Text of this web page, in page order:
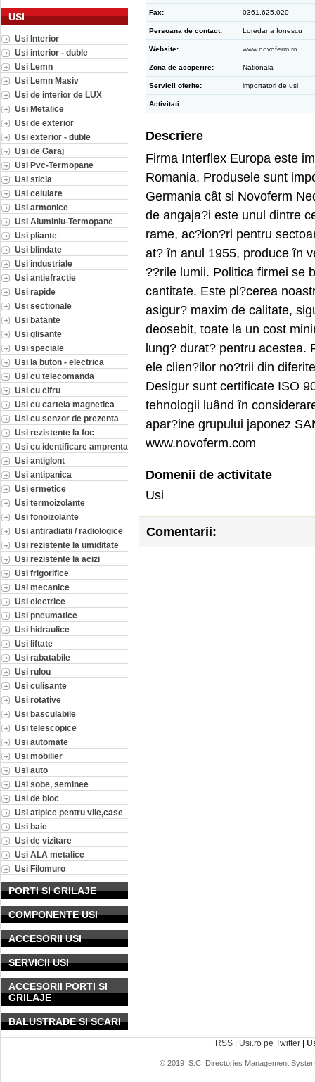
USI
Usi Interior
Usi interior - duble
Usi Lemn
Usi Lemn Masiv
Usi de interior de LUX
Usi Metalice
Usi de exterior
Usi exterior - duble
Usi de Garaj
Usi Pvc-Termopane
Usi sticla
Usi celulare
Usi armonice
Usi Aluminiu-Termopane
Usi pliante
Usi blindate
Usi industriale
Usi antiefractie
Usi rapide
Usi sectionale
Usi batante
Usi glisante
Usi speciale
Usi la buton - electrica
Usi cu telecomanda
Usi cu cifru
Usi cu cartela magnetica
Usi cu senzor de prezenta
Usi rezistente la foc
Usi cu identificare amprenta
Usi antiglont
Usi antipanica
Usi ermetice
Usi termoizolante
Usi fonoizolante
Usi antiradiatii / radiologice
Usi rezistente la umiditate
Usi rezistente la acizi
Usi frigorifice
Usi mecanice
Usi electrice
Usi pneumatice
Usi hidraulice
Usi liftate
Usi rabatabile
Usi rulou
Usi culisante
Usi rotative
Usi basculabile
Usi telescopice
Usi automate
Usi mobilier
Usi auto
Usi sobe, seminee
Usi de bloc
Usi atipice pentru vile,case
Usi baie
Usi de vizitare
Usi ALA metalice
Usi Filomuro
PORTI SI GRILAJE
COMPONENTE USI
ACCESORII USI
SERVICII USI
ACCESORII PORTI SI
GRILAJE
BALUSTRADE SI SCARI
Fax: 0361.625.020
Persoana de contact: Loredana Ionescu
Website: www.novoferm.ro
Zona de acoperire: Nationala
Servicii oferite: importatori de usi
Activitati:
Descriere
Firma Interflex Europa este
Romania. Produsele sunt
Germania cât si Novoferm
de angaja?i este unul dintre
rame, ac?ion?ri pentru
at? în anul 1955, produce în
??rile lumii. Politica firmei se
cantitate. Este pl?cerea
asigur? maxim de calitate,
deosebit, toate la un cost
lung? durat? pentru acestea.
ele clien?ilor no?trii din
Desigur sunt certificate ISO
tehnologii luând în
apar?ine grupului japonez
www.novoferm.com
Domenii de activitate
Usi
Comentarii:
RSS | Usi.ro pe Twitter |
© 2019 S.C. Directories Management